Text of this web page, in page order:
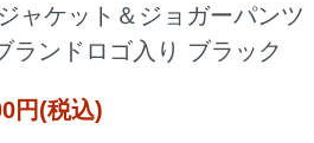
ャケット＆ジョガーパンツ
ランドロゴ入り ブラック
円(税込)